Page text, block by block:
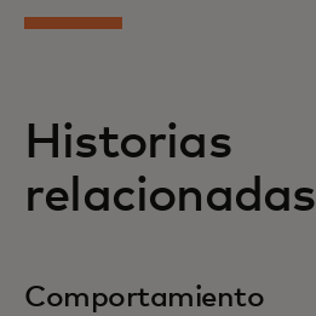
Historias
relacionadas
Comportamiento